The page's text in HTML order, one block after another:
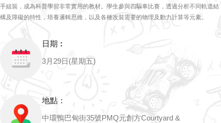
手組裝，成為科普學習非常實用的教材。學生參與四驅車比賽，透過分析不同軌道結
構及障礙的特性，培養邏輯思維，以及各種改裝需要的物理及動力計算等元素。
日期︰
3月29日(星期五)
地點：
中環鴨巴甸街35號PMQ元創方Courtyard &